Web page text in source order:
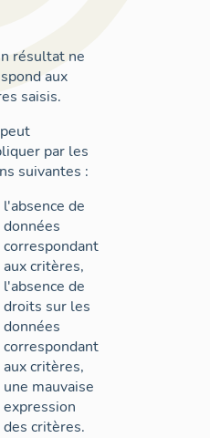
résultat ne
aux
saisis.
par les
suivantes :
l'absence de
données
correspondant
aux critères,
l'absence de
droits sur les
données
correspondant
aux critères,
une mauvaise
expression
des critères.